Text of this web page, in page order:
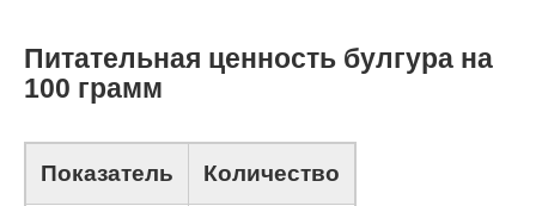
Питательная ценность булгура на
100 грамм
Показатель Количество